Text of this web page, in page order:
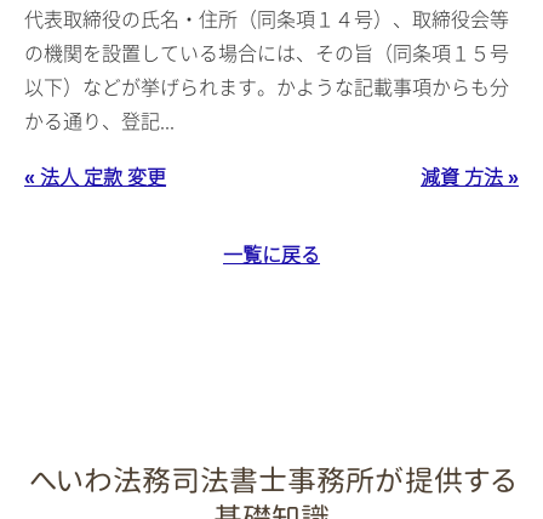
代表取締役の氏名・住所（同条項１４号）、取締役会等
の機関を設置している場合には、その旨（同条項１５号
以下）などが挙げられます。かような記載事項からも分
かる通り、登記...
« 法人 定款 変更
減資 方法 »
一覧に戻る
へいわ法務司法書士事務所が提供する